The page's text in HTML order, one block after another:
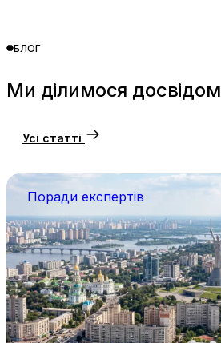
БЛОГ
Ми ділимося досвідом
Усі статті
Поради експертів